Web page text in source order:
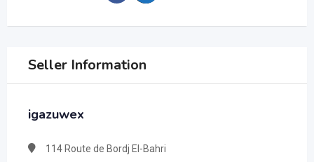
Seller Information
igazuwex
114 Route de Bordj El-Bahri